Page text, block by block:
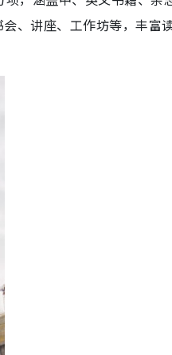
、讲座、工作坊等，丰富